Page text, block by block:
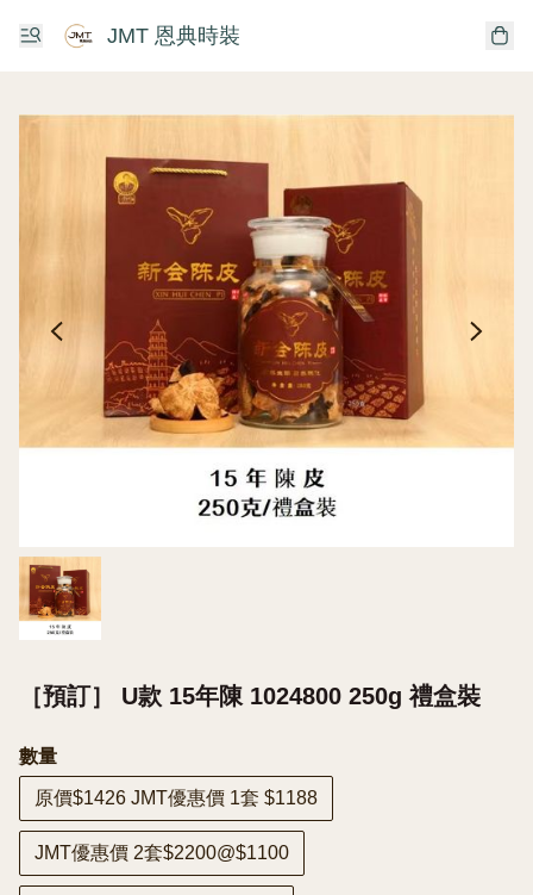
JMT 恩典時裝
［預訂］ U款 15年陳 1024800 250g 禮盒裝
數量
原價$1426 JMT優惠價 1套 $1188
JMT優惠價 2套$2200@$1100